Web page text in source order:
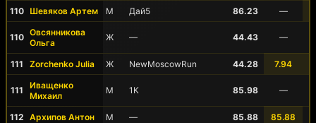
110 Шевяков Артем М Дай5 86.23 —
110 Овсянникова
Ольга
Ж — 44.43 —
111 Zorchenko Julia Ж NewMoscowRun 44.28 7.94
111
Иващенко
Михаил
М 1K 85.98 —
112 Архипов Антон М — 85.88 85.88